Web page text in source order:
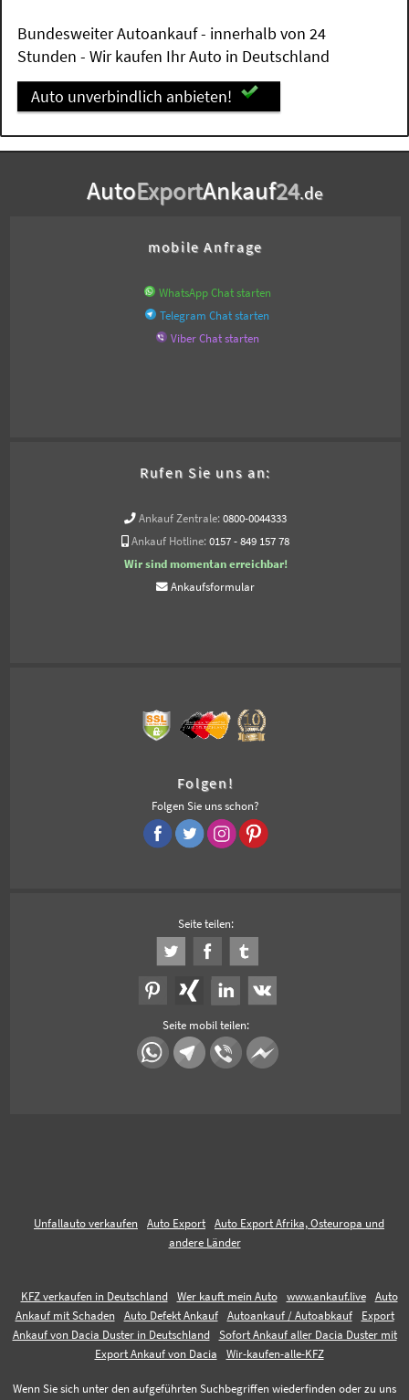
Bundesweiter Autoankauf - innerhalb von 24
Stunden - Wir kaufen Ihr Auto in Deutschland
Auto unverbindlich anbieten!
AutoExportAnkauf24.de
mobile Anfrage
WhatsApp Chat starten
Telegram Chat starten
Viber Chat starten
Rufen Sie uns an:
Ankauf Zentrale: 0800-0044333
Ankauf Hotline: 0157 - 849 157 78
Wir sind momentan erreichbar!
Ankaufsformular
Folgen!
Folgen Sie uns schon?
Seite teilen:
Seite mobil teilen:
Unfallauto verkaufen Auto Export
Auto Export Afrika, Osteuropa und
andere Länder
KFZ verkaufen in Deutschland Wer kauft mein Auto www.ankauf.live
Auto
Ankauf mit Schaden
Auto Defekt Ankauf Autoankauf / Autoabkauf
Export
Ankauf von Dacia Duster in Deutschland
Sofort Ankauf aller Dacia Duster mit
Export Ankauf von Dacia
Wir-kaufen-alle-KFZ
Wenn Sie sich unter den aufgeführten Suchbegriffen wiederfinden oder zu uns